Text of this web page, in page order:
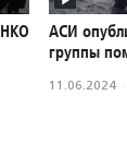
АСИ
группы
11.06.2024 ·